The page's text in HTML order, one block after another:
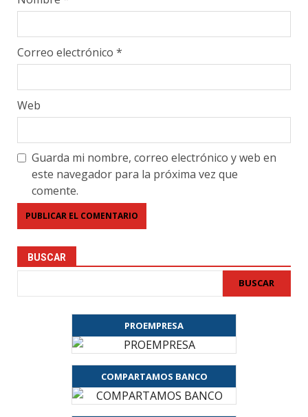
Correo electrónico *
Web
Guarda mi nombre, correo electrónico y web en
este navegador para la próxima vez que
comente.
BUSCAR
BUSCAR
PROEMPRESA
COMPARTAMOS BANCO